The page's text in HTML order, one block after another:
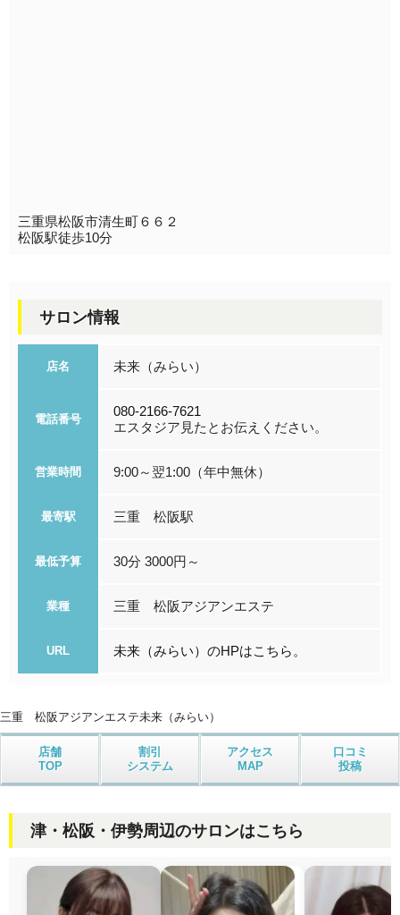
三重県松阪市清生町６６２
松阪駅徒歩10分
サロン情報
店名 未来（みらい）
電話番号
080-2166-7621
エスタジア見たとお伝えください。
営業時間 9:00～翌1:00（年中無休）
最寄駅 三重 松阪駅
最低予算 30分 3000円～
業種 三重 松阪アジアンエステ
URL 未来（みらい）のHPはこちら。
三重 松阪アジアンエステ未来（みらい）
店舗
TOP
割引
システム
アクセス
MAP
口コミ
投稿
津・松阪・伊勢周辺のサロンはこちら